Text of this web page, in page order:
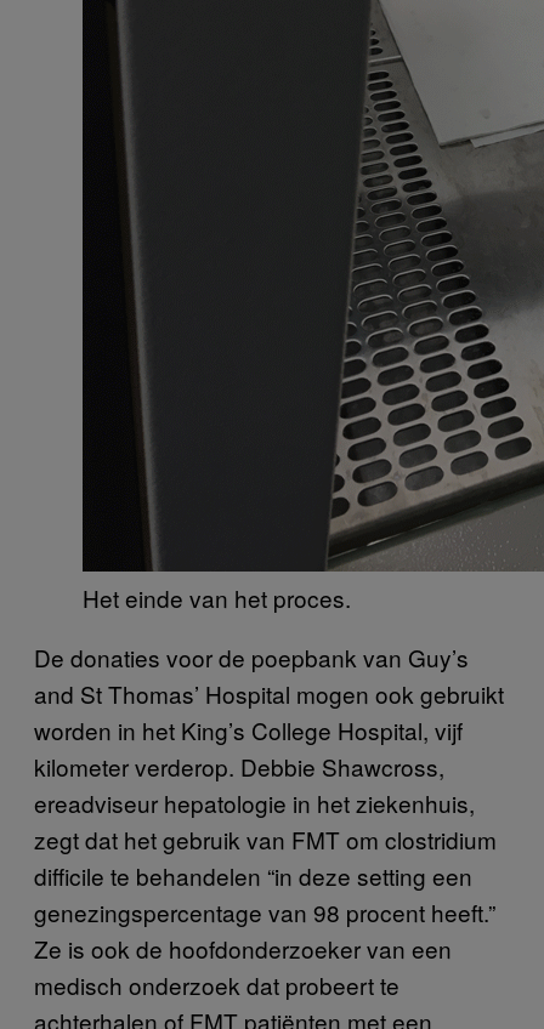
Het einde van het proces.
De donaties voor de poepbank van Guy’s
and St Thomas’ Hospital mogen ook gebruikt
worden in het King’s College Hospital, vijf
kilometer verderop. Debbie Shawcross,
ereadviseur hepatologie in het ziekenhuis,
zegt dat het gebruik van FMT om clostridium
difficile te behandelen “in deze setting een
genezingspercentage van 98 procent heeft.”
Ze is ook de hoofdonderzoeker van een
medisch onderzoek dat probeert te
achterhalen of FMT patiënten met een